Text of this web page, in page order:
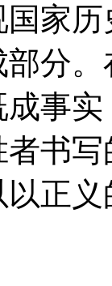
家
分
事
书
正